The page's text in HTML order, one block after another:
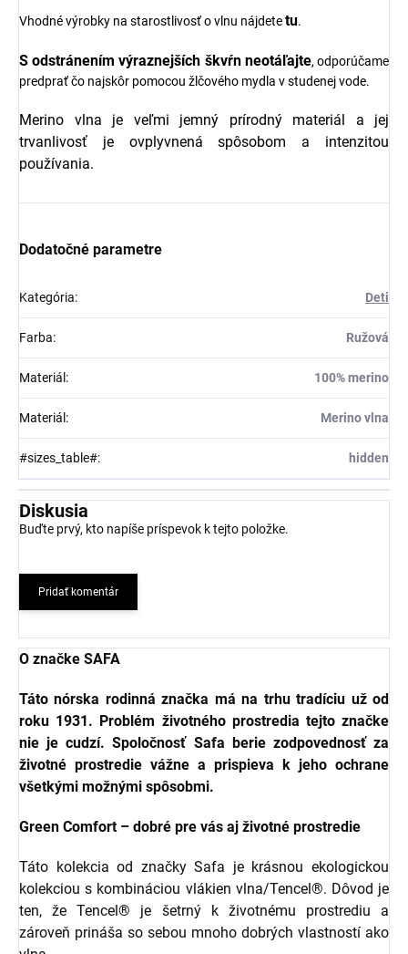
Vhodné výrobky na starostlivosť o vlnu nájdetetu.
S odstránením výraznejších škvŕn neotáľajte, odporúčame
predprať čo najskôr pomocou žlčového mydla v studenej vode.
Merino vlna je veľmi jemný prírodný materiál a jej
trvanlivosť je ovplyvnená spôsobom a intenzitou
používania.
Dodatočné parametre
Kategória: Deti
Farba: Ružová
Materiál : 100% merino
Materiál : Merino vlna
#sizes_table#: hidden
Diskusia
Buďte prvý, kto napíše príspevok k tejto položke.
Pridať komentár
O značke SAFA
Táto nórska rodinná značka má na trhu tradíciu už od
roku 1931. Problém životného prostredia tejto značke
nie je cudzí. Spoločnosť Safa berie zodpovednosť za
životné prostredie vážne a prispieva k jeho ochrane
všetkými možnými spôsobmi.
Green Comfort – dobré pre vás aj životné prostredie
Táto kolekcia od značky Safa je krásnou ekologickou
kolekciou s kombináciou vlákien vlna/Tencel®. Dôvod je
ten, že Tencel® je šetrný k životnému prostrediu a
zároveň prináša so sebou mnoho dobrých vlastností ako